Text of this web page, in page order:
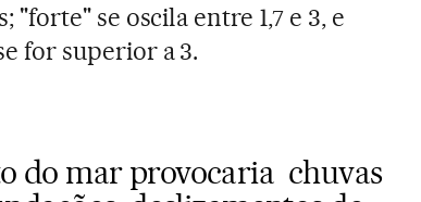
"forte" se oscila entre 1,7 e 3, e
for superior a 3.
do mar provocaria chuvas